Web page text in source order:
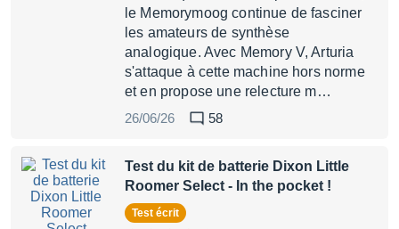
le Memorymoog continue de fasciner
les amateurs de synthèse
analogique. Avec Memory V, Arturia
s'attaque à cette machine hors norme
et en propose une relecture m…
26/06/26
58
Test du kit de batterie Dixon Little
Roomer Select - In the pocket !
Test écrit